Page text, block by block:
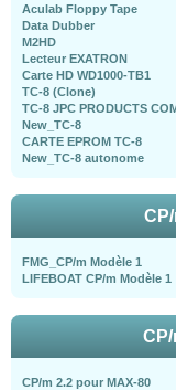
Aculab Floppy Tape
Data Dubber
M2HD
Lecteur EXATRON
Carte HD WD1000-TB1
TC-8 (Clone)
TC-8 JPC PRODUCTS
New_TC-8
CARTE EPROM TC-8
New_TC-8 autonome
FMG_CP/m Modèle 1
LIFEBOAT CP/m Modèle 1
CP/m 2.2 pour MAX-80